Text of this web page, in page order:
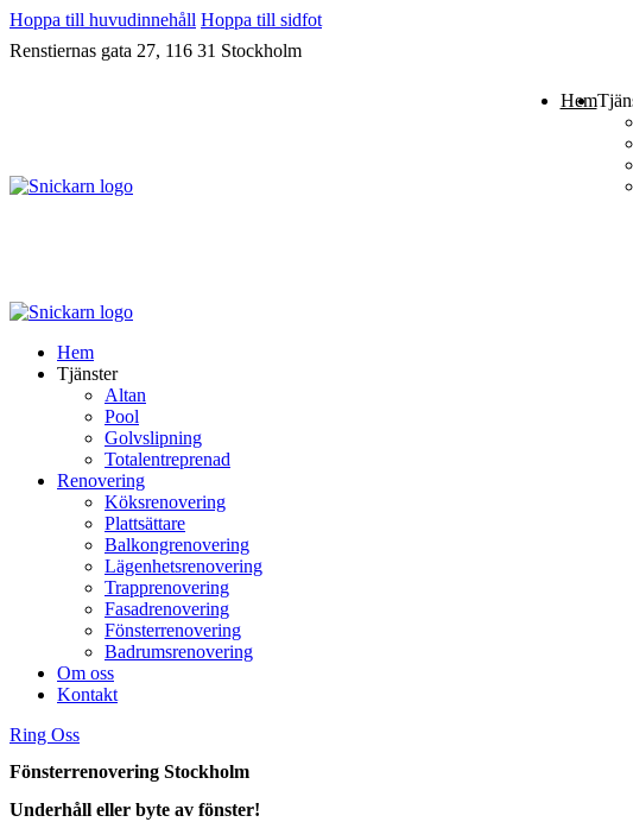
Hoppa till huvudinnehåll Hoppa till sidfot
Renstiernas gata 27, 116 31 Stockholm
Hem
Hem
Tjänster
Altan
Pool
Golvslipning
Totalentreprenad
Renovering
Köksrenovering
Plattsättare
Balkongrenovering
Lägenhetsrenovering
Trapprenovering
Fasadrenovering
Fönsterrenovering
Badrumsrenovering
Om oss
Kontakt
Ring Oss
Fönsterrenovering Stockholm
Underhåll eller byte av fönster!